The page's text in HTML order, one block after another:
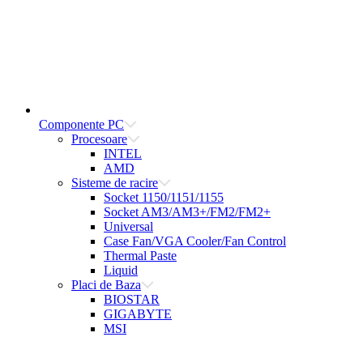
Componente PC
Procesoare
INTEL
AMD
Sisteme de racire
Socket 1150/1151/1155
Socket AM3/AM3+/FM2/FM2+
Universal
Case Fan/VGA Cooler/Fan Control
Thermal Paste
Liquid
Placi de Baza
BIOSTAR
GIGABYTE
MSI